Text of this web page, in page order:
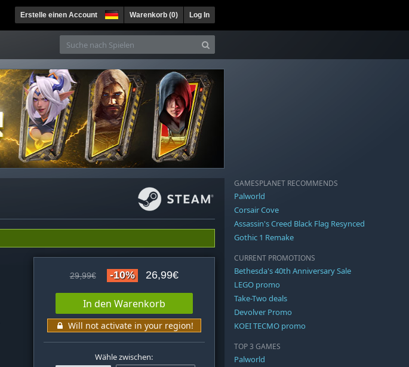
Erstelle einen Account Warenkorb (0) Log In
29,99€ -10% 26,99€
In den Warenkorb
Will not activate in your region!
Wähle zwischen:
GAMESPLANET RECOMMENDS
Palworld
Corsair Cove
Assassin's Creed Black Flag Resynced
Gothic 1 Remake
CURRENT PROMOTIONS
Bethesda's 40th Anniversary Sale
LEGO promo
Take-Two deals
Devolver Promo
KOEI TECMO promo
TOP 3 GAMES
Palworld